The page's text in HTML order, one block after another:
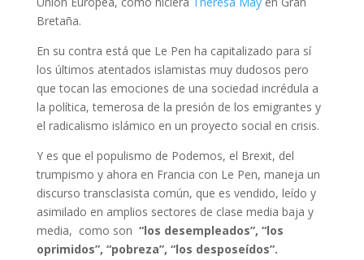
Bretaña.
En su contra está que Le Pen ha capitalizado para sí
los últimos atentados islamistas muy dudosos pero
que tocan las emociones de una sociedad incrédula a
la política, temerosa de la presión de los emigrantes y
el radicalismo islámico en un proyecto social en crisis.
Y es que el populismo de Podemos, el Brexit, del
trumpismo y ahora en Francia con Le Pen, maneja un
discurso transclasista común, que es vendido, leído y
asimilado en amplios sectores de clase media baja y
media, como son “los desempleados”, “los
oprimidos”, “pobreza”, “los desposeídos”.